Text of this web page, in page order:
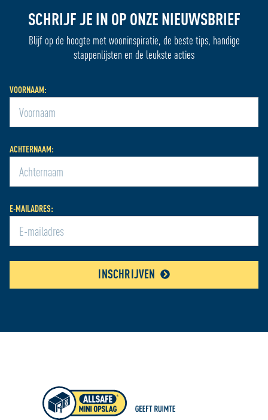
SCHRIJF JE IN OP ONZE NIEUWSBRIEF
Blijf op de hoogte met wooninspiratie, de beste tips, handige
stappenlijsten en de leukste acties
VOORNAAM:
ACHTERNAAM:
E-MAILADRES:
INSCHRIJVEN